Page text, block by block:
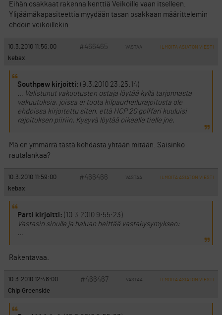
Eihän osakkaat rakenna kenttiä Veikoille vaan itselleen.
Ylijäämäkapasiteettia myydään tasan osakkaan määrittelemin
ehdoin veikoillekin.
10.3.2010 11:56:00 #466465 VASTAA ILMOITA ASIATON VIESTI
kebax
Southpaw kirjoitti: (9.3.2010 23:25:14)
… Valistunut vakuutusten ostaja löytää kyllä tarjonnasta
vakuutuksia, joissa ei tuota kilpaurheilurajoitusta ole
ehdoissa kirjoitettu siten, että HCP 20 golffari kuuluisi
rajoituksen piiriin. Kysyvä löytää oikealle tielle jne.
Mä en ymmärrä tästä kohdasta yhtään mitään. Saisinko
rautalankaa?
10.3.2010 11:59:00 #466466 VASTAA ILMOITA ASIATON VIESTI
kebax
Parti kirjoitti: (10.3.2010 9:55:23)
Vastasin sinulle ja haluan heittää vastakysymyksen:
…
Rakentavaa.
10.3.2010 12:48:00 #466467 VASTAA ILMOITA ASIATON VIESTI
Chip Greenside